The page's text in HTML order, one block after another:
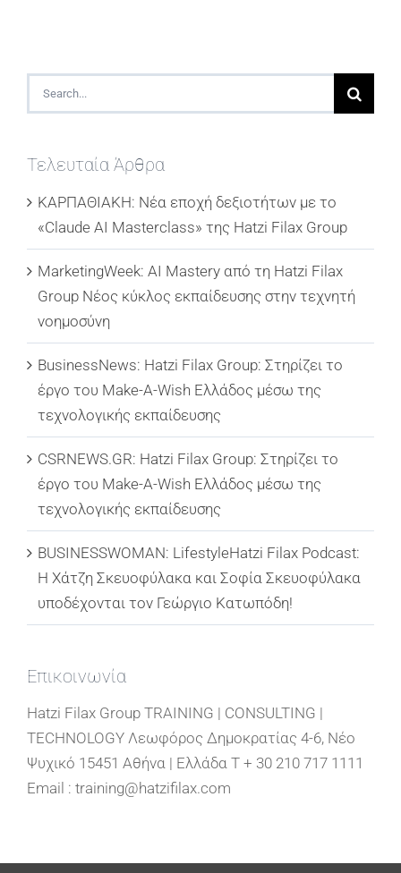
Search
for:
Τελευταία Άρθρα
ΚΑΡΠΑΘΙΑΚΗ: Νέα εποχή δεξιοτήτων με το
«Claude AI Masterclass» της Hatzi Filax Group
MarketingWeek: AI Mastery από τη Hatzi Filax
Group Νέος κύκλος εκπαίδευσης στην τεχνητή
νοημοσύνη
BusinessNews: Hatzi Filax Group: Στηρίζει το
έργο του Make-A-Wish Ελλάδος μέσω της
τεχνολογικής εκπαίδευσης
CSRNEWS.GR: Hatzi Filax Group: Στηρίζει το
έργο του Make-A-Wish Ελλάδος μέσω της
τεχνολογικής εκπαίδευσης
BUSINESSWOMAN: LifestyleHatzi Filax Podcast:
Η Χάτζη Σκευοφύλακα και Σοφία Σκευοφύλακα
υποδέχονται τον Γεώργιο Κατωπόδη!
Επικοινωνία
Hatzi Filax Group TRAINING | CONSULTING |
TECHNOLOGY Λεωφόρος Δημοκρατίας 4-6, Νέο
Ψυχικό 15451 Αθήνα | Ελλάδα T + 30 210 717 1111
Email : training@hatzifilax.com